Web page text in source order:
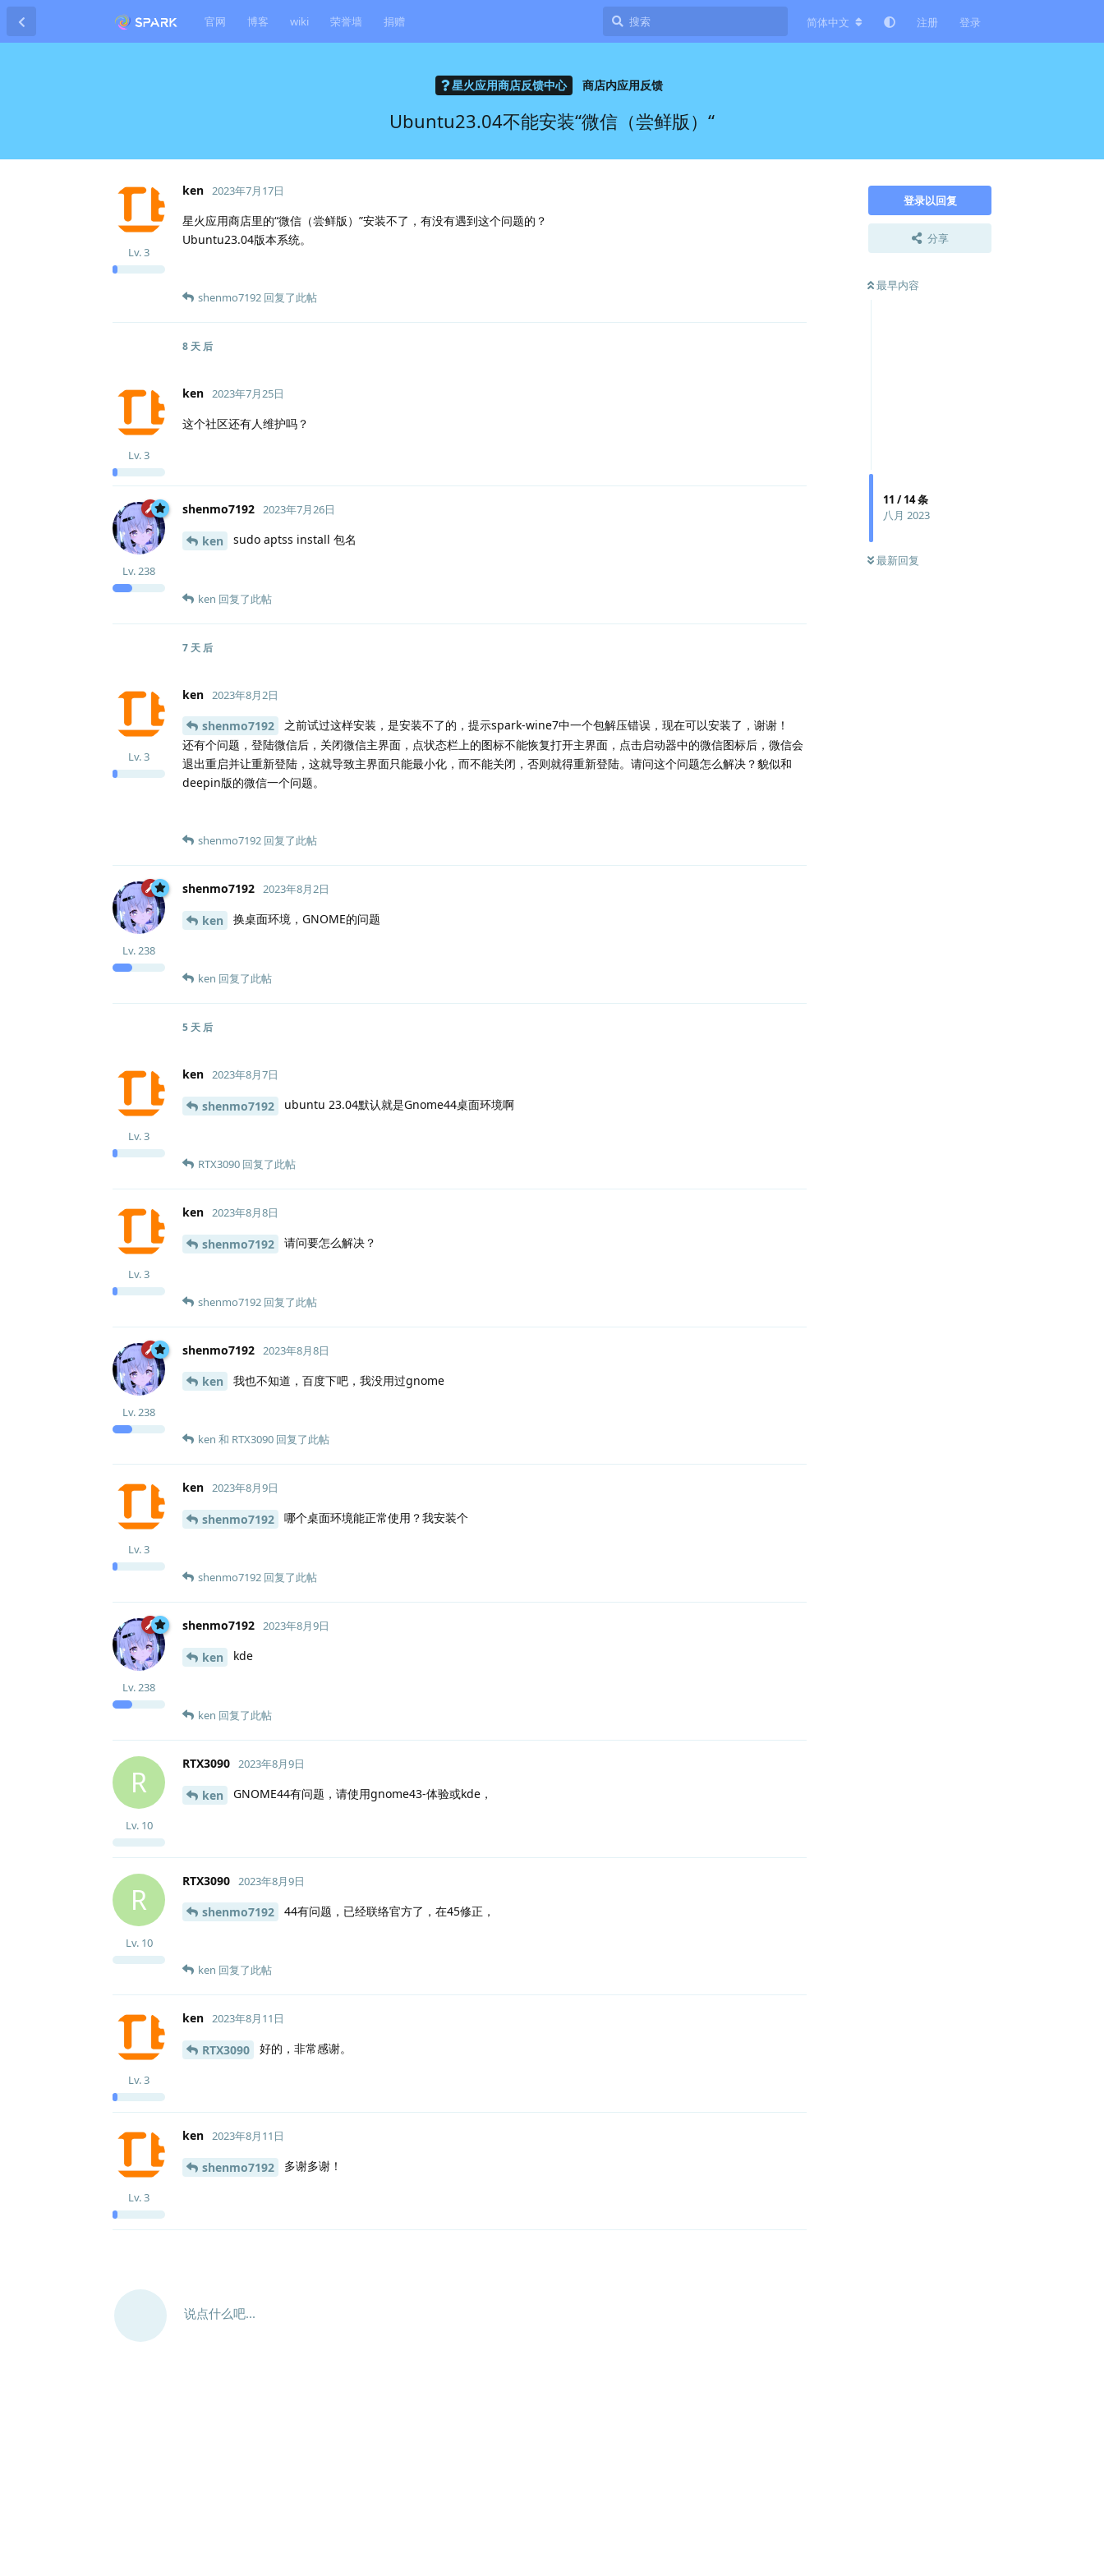
官网 博客 wiki 荣誉墙 捐赠 简体中文 注册 登录
星火应用商店反馈中心 商店内应用反馈
Ubuntu23.04不能安装“微信（尝鲜版）“
登录以回复
分享
最早内容
11 /14条
八月 2023
最新回复
ken
Lv.3
2023年7月17日
星火应用商店里的“微信（尝鲜版）”安装不了，有没有遇到这个问题的？
Ubuntu23.04版本系统。
shenmo7192 回复了此帖
8 天 后
ken
Lv.3
2023年7月25日
这个社区还有人维护吗？
shenmo7192
Lv.238
2023年7月26日
ken sudo aptss install 包名
ken 回复了此帖
7 天 后
ken
Lv.3
2023年8月2日
shenmo7192
之前试过这样安装，是安装不了的，提示spark-wine7中一个包解压错误，现在可以安装了，谢谢！
还有个问题，登陆微信后，关闭微信主界面，点状态栏上的图标不能恢复打开主界面，点击启动器中的微信图标后，微信会
退出重启并让重新登陆，这就导致主界面只能最小化，而不能关闭，否则就得重新登陆。请问这个问题怎么解决？貌似和
deepin版的微信一个问题。
shenmo7192 回复了此帖
shenmo7192
Lv.238
2023年8月2日
ken 换桌面环境，GNOME的问题
ken 回复了此帖
5 天 后
ken
Lv.3
2023年8月7日
shenmo7192 ubuntu 23.04默认就是Gnome44桌面环境啊
RTX3090 回复了此帖
ken
Lv.3
2023年8月8日
shenmo7192 请问要怎么解决？
shenmo7192 回复了此帖
shenmo7192
Lv. 238
2023年8月8日
ken 我也不知道，百度下吧，我没用过gnome
ken 和 RTX3090 回复了此帖
ken
Lv.3
2023年8月9日
shenmo7192 哪个桌面环境能正常使用？我安装个
shenmo7192 回复了此帖
shenmo7192
Lv.238
2023年8月9日
ken kde
ken 回复了此帖
R
RTX3090
Lv. 10
2023年8月9日
ken GNOME44有问题，请使用gnome43-体验或kde，
R
RTX3090
Lv. 10
2023年8月9日
shenmo7192 44有问题，已经联络官方了，在45修正，
ken 回复了此帖
ken
Lv.3
2023年8月11日
RTX3090 好的，非常感谢。
ken
Lv.3
2023年8月11日
shenmo7192 多谢多谢！
说点什么吧...